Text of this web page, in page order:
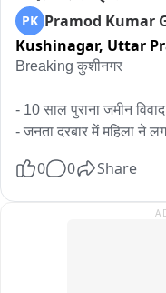
PK Pramod Kumar
Kushinagar, Uttar
Breaking कुशीनगर
- 10 साल पुराना जमीन
- जनता दरबार में महिला ने
लगाया आरोप
0 0 Share